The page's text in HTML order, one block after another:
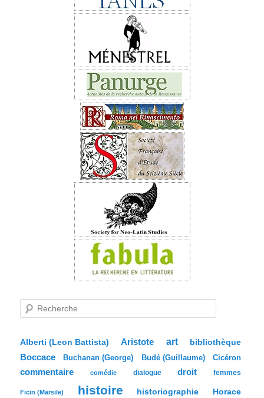
e
r
c
e
Alberti (Leon Battista) Aristote art bibliothèque
Boccace Buchanan (George) Budé (Guillaume) Cicéron
commentaire comédie dialogue droit femmes
Ficin (Marsile) histoire historiographie Horace